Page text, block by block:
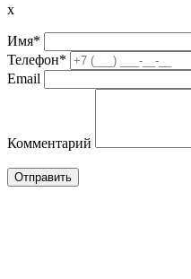
x
Имя*
Телефон*
Email
Комментарий